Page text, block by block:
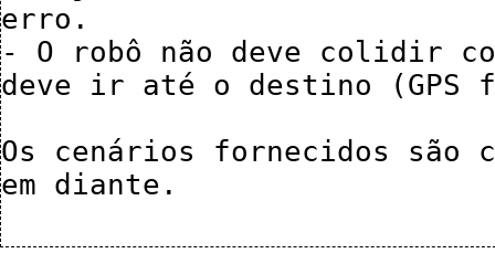
erro.
- O robô não deve colidir
deve ir até o destino (GPS
Os cenários fornecidos são
em diante.